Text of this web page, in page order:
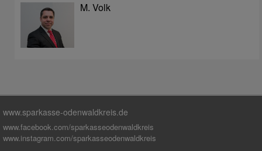
M. Volk
www.sparkasse-odenwaldkreis.de
www.facebook.com/sparkasseodenwaldkreis
www.instagram.com/sparkasseodenwaldkreis